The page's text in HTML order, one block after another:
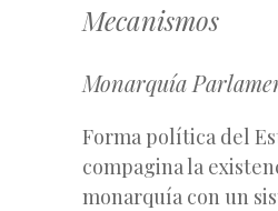
Mecanismos
Monarquía
Forma política del
compagina la
monarquía con un